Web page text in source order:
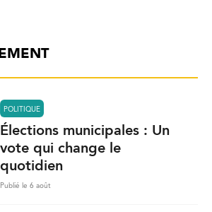
POLITIQUE
Élections municipales : Un
vote qui change le
quotidien
Publié le 6 août